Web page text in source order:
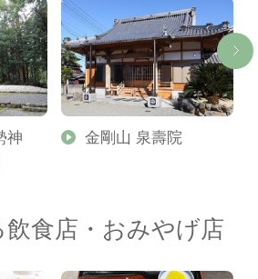
神
金剛山 泉壽院
飲食店・おみやげ店